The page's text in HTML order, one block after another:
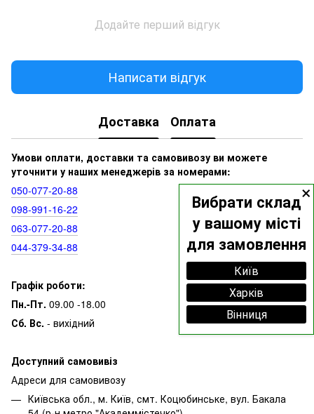
×
Вибрати склад
у вашому місті
для замовлення
Київ
Харків
Вінниця
Додайте перший відгук
Написати відгук
Доставка Оплата
Умови оплати, доставки та самовивозу ви можете
уточнити у наших менеджерів за номерами:
050‑077‑20‑88
098‑991‑16‑22
063‑077‑20‑88
044‑379‑34‑88
Графік роботи:
Пн.-Пт. 09.00 -18.00
Сб. Вс. - вихідний
Доступний самовивіз
Адреси для самовивозу
Київська обл., м. Київ, смт. Коцюбинське, вул. Бакала